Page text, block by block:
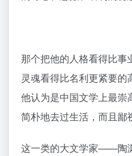
那个把他的人格看得比事
灵魂看得比名利更紧要
他认为是中国文学上最崇
简朴地去过生活，而且鄙
这一类的大文学家——陶